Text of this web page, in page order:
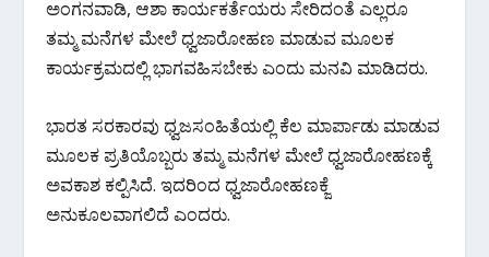
ಅಂಗನವಾಡಿ, ಆಶಾ ಕಾರ್ಯಕರ್ತೆಯರು ಸೇರಿದಂತೆ ಎಲ್ಲರೂ
ತಮ್ಮ ಮನೆಗಳ ಮೇಲೆ ಧ್ವಜಾರೋಹಣ ಮಾಡುವ ಮೂಲಕ
ಕಾರ್ಯಕ್ರಮದಲ್ಲಿ ಭಾಗವಹಿಸಬೇಕು ಎಂದು ಮನವಿ ಮಾಡಿದರು.
ಭಾರತ ಸರಕಾರವು ಧ್ವಜಸಂಹಿತೆಯಲ್ಲಿ ಕೆಲ ಮಾರ್ಪಾಡು ಮಾಡುವ
ಮೂಲಕ ಪ್ರತಿಯೊಬ್ಬರು ತಮ್ಮ ಮನೆಗಳ ಮೇಲೆ ಧ್ವಜಾರೋಹಣಕ್ಕೆ
ಅವಕಾಶ ಕಲ್ಪಿಸಿದೆ. ಇದರಿಂದ ಧ್ವಜಾರೋಹಣಕ್ಜೆ
ಅನುಕೂಲವಾಗಲಿದೆ ಎಂದರು.